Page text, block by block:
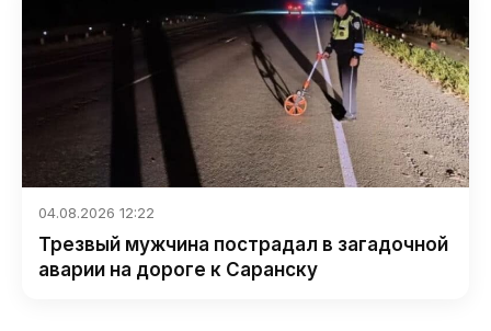
04.08.2026 12:22
Трезвый мужчина пострадал в загадочной
аварии на дороге к Саранску